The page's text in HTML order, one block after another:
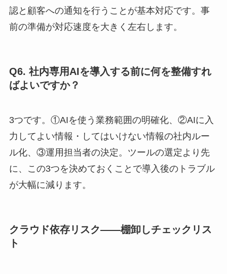
認と顧客への通知を行うことが基本対応です。事
前の準備が対応速度を大きく左右します。
Q6. 社内専用AIを導入する前に何を整備すれ
ばよいですか？
3つです。①AIを使う業務範囲の明確化、②AIに入
力してよい情報・してはいけない情報の社内ルー
ル化、③運用担当者の決定。ツールの選定より先
に、この3つを決めておくことで導入後のトラブル
が大幅に減ります。
クラウド依存リスク——棚卸しチェックリス
ト